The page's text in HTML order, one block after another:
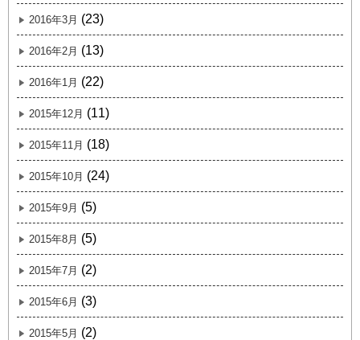
2016年3月 (23)
2016年2月 (13)
2016年1月 (22)
2015年12月 (11)
2015年11月 (18)
2015年10月 (24)
2015年9月 (5)
2015年8月 (5)
2015年7月 (2)
2015年6月 (3)
2015年5月 (2)